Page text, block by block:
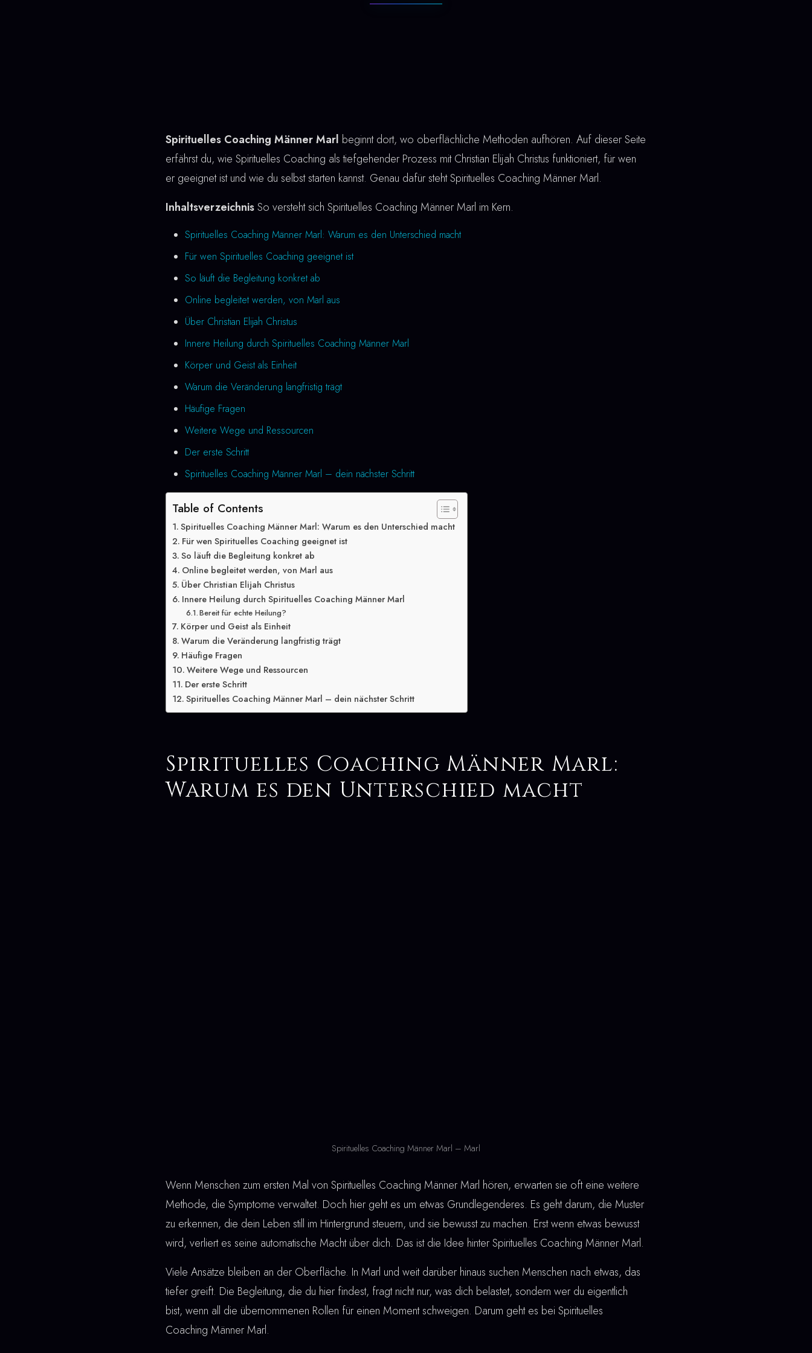
Spirituelles Coaching Männer Marl beginnt dort, wo oberflächliche Methoden aufhören. Auf dieser Seite
erfährst du, wie Spirituelles Coaching als tiefgehender Prozess mit Christian Elijah Christus funktioniert, für wen
er geeignet ist und wie du selbst starten kannst. Genau dafür steht Spirituelles Coaching Männer Marl.
InhaltsverzeichnisSo versteht sich Spirituelles Coaching Männer Marl im Kern.
Spirituelles Coaching Männer Marl: Warum es den Unterschied macht
Für wen Spirituelles Coaching geeignet ist
So läuft die Begleitung konkret ab
Online begleitet werden, von Marl aus
Über Christian Elijah Christus
Innere Heilung durch Spirituelles Coaching Männer Marl
Körper und Geist als Einheit
Warum die Veränderung langfristig trägt
Häufige Fragen
Weitere Wege und Ressourcen
Der erste Schritt
Spirituelles Coaching Männer Marl – dein nächster Schritt
Table of Contents
Spirituelles Coaching Männer Marl: Warum es den Unterschied macht
Für wen Spirituelles Coaching geeignet ist
So läuft die Begleitung konkret ab
Online begleitet werden, von Marl aus
Über Christian Elijah Christus
Innere Heilung durch Spirituelles Coaching Männer Marl
Bereit für echte Heilung?
Körper und Geist als Einheit
Warum die Veränderung langfristig trägt
Häufige Fragen
Weitere Wege und Ressourcen
Der erste Schritt
Spirituelles Coaching Männer Marl – dein nächster Schritt
Spirituelles Coaching Männer Marl:
Warum es den Unterschied macht
Spirituelles Coaching Männer Marl – Marl
Wenn Menschen zum ersten Mal von Spirituelles Coaching Männer Marl hören, erwarten sie oft eine weitere
Methode, die Symptome verwaltet. Doch hier geht es um etwas Grundlegenderes. Es geht darum, die Muster
zu erkennen, die dein Leben still im Hintergrund steuern, und sie bewusst zu machen. Erst wenn etwas bewusst
wird, verliert es seine automatische Macht über dich. Das ist die Idee hinter Spirituelles Coaching Männer Marl.
Viele Ansätze bleiben an der Oberfläche. In Marl und weit darüber hinaus suchen Menschen nach etwas, das
tiefer greift. Die Begleitung, die du hier findest, fragt nicht nur, was dich belastet, sondern wer du eigentlich
bist, wenn all die übernommenen Rollen für einen Moment schweigen. Darum geht es bei Spirituelles
Coaching Männer Marl.